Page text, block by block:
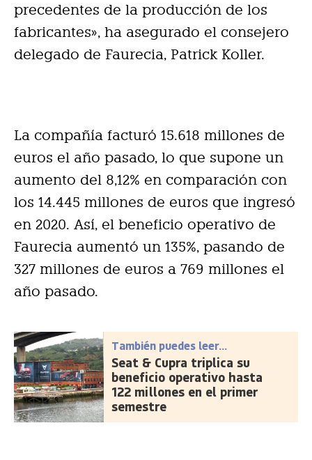
precedentes de la producción de los
fabricantes», ha asegurado el consejero
delegado de Faurecia, Patrick Koller.
La compañía facturó 15.618 millones de
euros el año pasado, lo que supone un
aumento del 8,12% en comparación con
los 14.445 millones de euros que ingresó
en 2020. Así, el beneficio operativo de
Faurecia aumentó un 135%, pasando de
327 millones de euros a 769 millones el
año pasado.
También puedes leer...
Seat & Cupra triplica su
beneficio operativo hasta
122 millones en el primer
semestre